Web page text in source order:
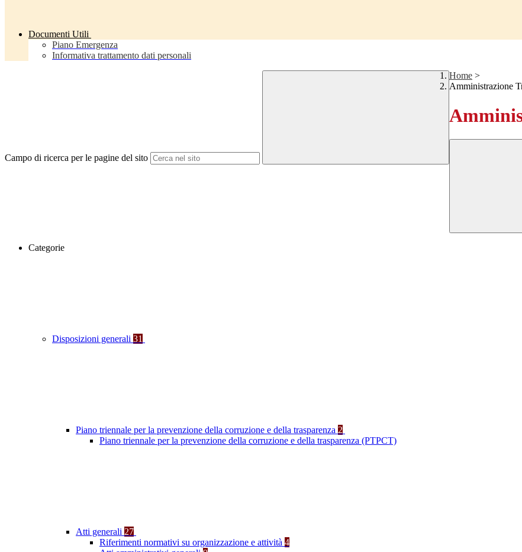
Documenti Utili
Piano Emergenza
Informativa trattamento dati personali
Campo di ricerca per le pagine del sito
Home >
Amministrazione
Categorie
Disposizioni generali 31
Piano triennale per la prevenzione della corruzione e della trasparenza 2
Piano triennale per la prevenzione della corruzione e della trasparenza (PTPCT)
Atti generali 27
Riferimenti normativi su organizzazione e attività 4